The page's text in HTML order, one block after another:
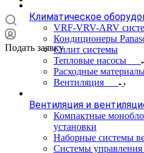
Подать заявку
Климатическое
VRF-VRV-ARV
Кондиционеры
Сплит системы
Тепловые насосы
Расходные
Вентиляция
Вентиляция и
Компактные
установки
Наборные системы
Системы управления